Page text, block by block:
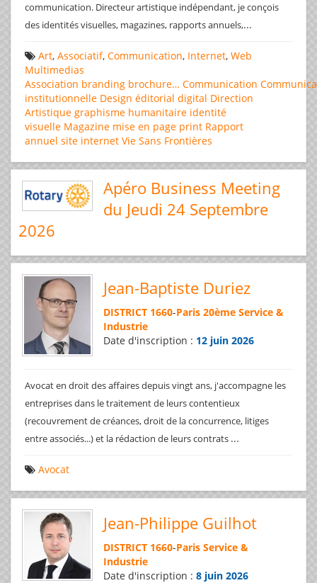
communication. Directeur artistique indépendant, je conçois
des identités visuelles, magazines, rapports annuels,...
Art, Associatif, Communication, Internet, Web
Multimedias
Association branding brochure… Communication
institutionnelle Design éditorial digital Direction
Artistique graphisme humanitaire identité
visuelle Magazine mise en page print Rapport
annuel site internet Vie Sans Frontières
Apéro Business Meeting
du Jeudi 24 Septembre
2026
Jean-Baptiste Duriez
DISTRICT 1660-Paris 20ème Service &
Industrie
Date d'inscription : 12 juin 2026
Avocat en droit des affaires depuis vingt ans, j'accompagne les
entreprises dans le traitement de leurs contentieux
(recouvrement de créances, droit de la concurrence, litiges
entre associés...) et la rédaction de leurs contrats ...
Avocat
Jean-Philippe Guilhot
DISTRICT 1660-Paris Service &
Industrie
Date d'inscription : 8 juin 2026